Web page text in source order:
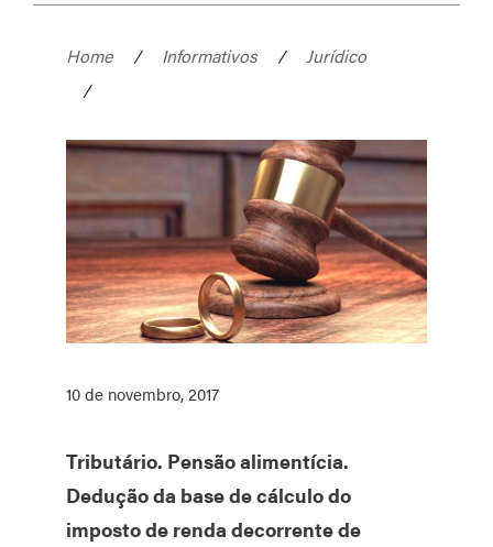
Home / Informativos /
Jurídico
/
10 de novembro, 2017
Tributário. Pensão alimentícia.
Dedução da base de cálculo do
imposto de renda decorrente de